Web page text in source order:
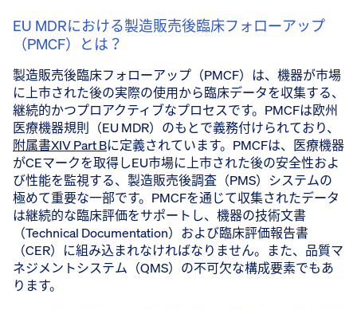
EU MDRにおける製造販売後臨床フォローアップ
（PMCF）とは？
製造販売後臨床フォローアップ（PMCF）は、機器が市場
に上市された後の実際の使用から臨床データを収集する、
継続的かつプロアクティブなプロセスです。PMCFは欧州
医療機器規則（EU MDR）のもとで義務付けられており、
附属書XIV Part Bに定義されています。PMCFは、医療機器
がCEマークを取得しEU市場に上市された後の安全性およ
び性能を監視する、製造販売後調査（PMS）システムの
極めて重要な一部です。PMCFを通じて収集されたデータ
は継続的な臨床評価をサポートし、機器の技術文書
（Technical Documentation）および臨床評価報告書
（CER）に組み込まれなければなりません。また、品質マ
ネジメントシステム（QMS）の不可欠な構成要素でもあ
ります。